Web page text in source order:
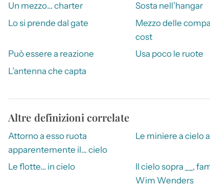
Un mezzo… charter Sosta nell’hangar
Lo si prende dal gate
Mezzo delle
cost
Può essere a reazione Usa poco le ruote
L’antenna che capta
Altre definizioni correlate
Attorno a esso ruota
apparentemente il… cielo
Le miniere a cielo
Le flotte… in cielo
Il cielo sopra __,
Wim Wenders